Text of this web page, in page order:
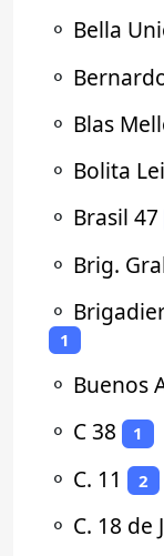
⚬ Bella
⚬
⚬ Blas
⚬ Bolita
⚬ Brasil 47
⚬ Brig.
⚬
1
⚬ Buenos
⚬ C 38 1
⚬ C. 11 2
⚬ C. 18 de